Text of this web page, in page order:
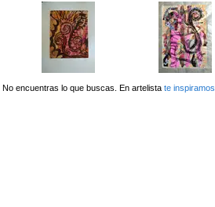
No encuentras lo que buscas. En artelista te inspiramos